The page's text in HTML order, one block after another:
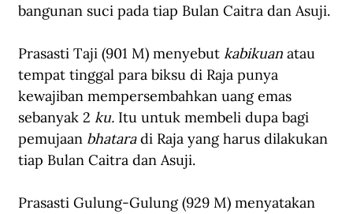
bangunan suci pada tiap Bulan Caitra dan Asuji.
Prasasti Taji (901 M) menyebut kabikuan atau
tempat tinggal para biksu di Raja punya
kewajiban mempersembahkan uang emas
sebanyak 2 ku. Itu untuk membeli dupa bagi
pemujaan bhatara di Raja yang harus dilakukan
tiap Bulan Caitra dan Asuji.
Prasasti Gulung-Gulung (929 M) menyatakan